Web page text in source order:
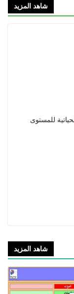
شاهد المزيد
شاهد المزيد